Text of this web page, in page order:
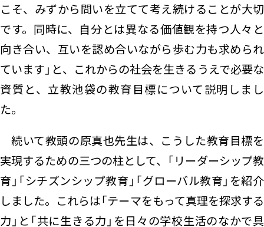
こそ、みずから問いを立てて考え続けることが大切
です。同時に、自分とは異なる価値観を持つ人々と
向き合い、互いを認め合いながら歩む力も求められ
ています」と、これからの社会を生きるうえで必要な
資質と、立教池袋の教育目標について説明しまし
た。
続いて教頭の原真也先生は、こうした教育目標を
実現するための三つの柱として、「リーダーシップ教
育」「シチズンシップ教育」「グローバル教育」を紹介
しました。これらは「テーマをもって真理を探求する
力」と「共に生きる力」を日々の学校生活のなかで具